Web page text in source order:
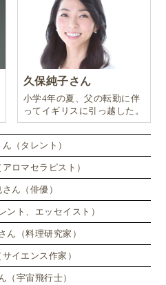
時間にかけ流ししても大丈
に、子どもはその音声を聞
情景が浮かぶようになりま
言葉として捉え始める第一
英語絵本のおすすめ朗
バムやYouTube配信CD
久保純子さん
小学4年の夏、父の転勤に伴
ってイギリスに引っ越した。
（タレント）
ロマセラピスト）
ん（俳優）
ント、エッセイスト）
ん（料理研究家）
イエンス作家）
（宇宙飛行士）